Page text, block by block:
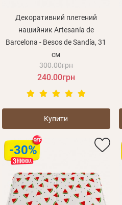
Декоративний плетений
нашийник Artesanía de
Barcelona - Besos de Sandía, 31
см
300.00грн
240.00грн
Купити
-30%